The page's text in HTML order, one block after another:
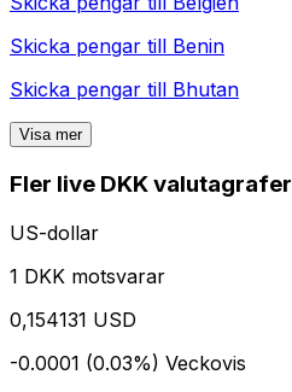
Skicka pengar till Benin
Skicka pengar till Bhutan
Visa mer
Fler live DKK valutagrafer
US-dollar
1 DKK motsvarar
0,154131 USD
-0.0001 (0.03%) Veckovis